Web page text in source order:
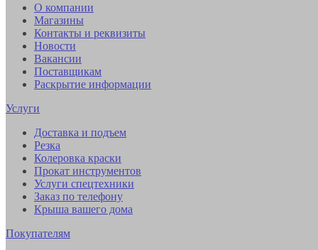
О компании
Магазины
Контакты и реквизиты
Новости
Вакансии
Поставщикам
Раскрытие информации
Услуги
Доставка и подъем
Резка
Колеровка краски
Прокат инструментов
Услуги спецтехники
Заказ по телефону
Крыша вашего дома
Покупателям